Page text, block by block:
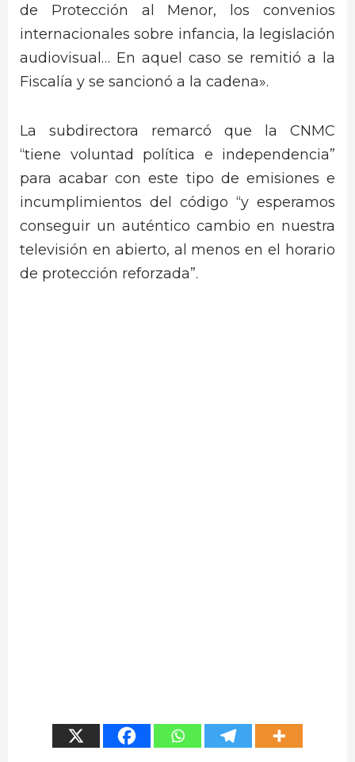
de Protección al Menor, los convenios
internacionales sobre infancia, la legislación
audiovisual… En aquel caso se remitió a la
Fiscalía y se sancionó a la cadena».
La subdirectora remarcó que la CNMC
“tiene voluntad política e independencia”
para acabar con este tipo de emisiones e
incumplimientos del código “y esperamos
conseguir un auténtico cambio en nuestra
televisión en abierto, al menos en el horario
de protección reforzada”.